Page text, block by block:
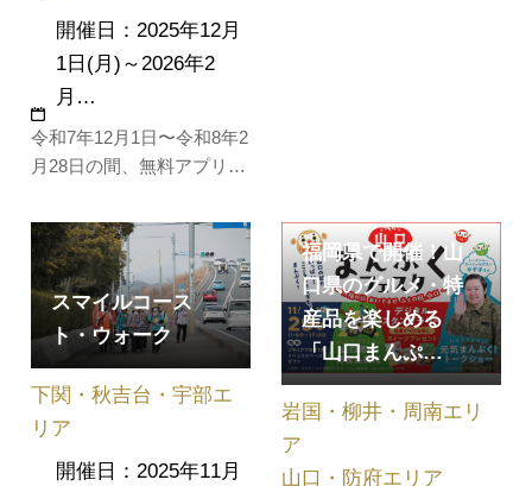
令和7年12月1日〜令和8年2
月28日の間、無料アプリ
た周遊イベントを開催しま
す！「ジオパークな旅」ア
プリを使ってジオパークの
見どころを巡り、ポイント
を集めると、Mine秋吉台ジ
オパークパートナーの景品
が抽選で当たります。一年
を通して季…
開催日：2025年12月
1日(月)～2026年2
月…
スマイルコース
ト・ウォーク
下関・秋吉台・宇部エ
リア
開催日：2025年11月
福岡県で開催！山
口県のグルメ・特
産品を楽しめる
「山口まんぷ…
岩国・柳井・周南エリ
ア
山口・防府エリア